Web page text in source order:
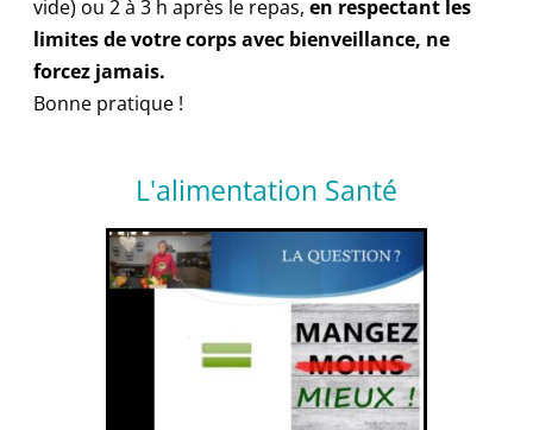
vide) ou 2 à 3 h après le repas, en respectant les
limites de votre corps avec bienveillance, ne
forcez jamais.
Bonne pratique !
L'alimentation Santé